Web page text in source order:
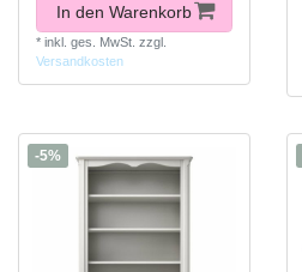
In den Warenkorb
* inkl. ges. MwSt. zzgl.
Versandkosten
-5%